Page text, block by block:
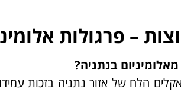
– פרגולות
בנתניה?
הלח של אזור נתניה בזכות